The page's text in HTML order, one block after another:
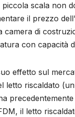
scala non
il prezzo
camera di
con capacità
effetto sul
letto riscaldato
il letto